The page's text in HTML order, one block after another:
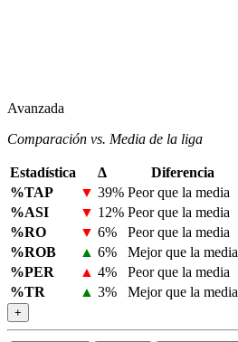
Avanzada
Comparación vs. Media de la liga
Estadística Δ
Diferencia
%TAP
▼ 39% Peor que la media
%ASI
▼ 12% Peor que la media
%RO
▼ 6%
Peor que la media
%ROB
▲ 6%
Mejor que la media
%PER
▲ 4%
Peor que la media
%TR
▲ 3% Mejor que la media
+